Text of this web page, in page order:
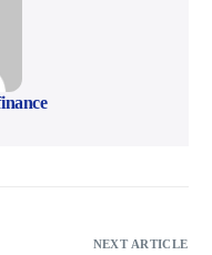
NEXT ARTICLE